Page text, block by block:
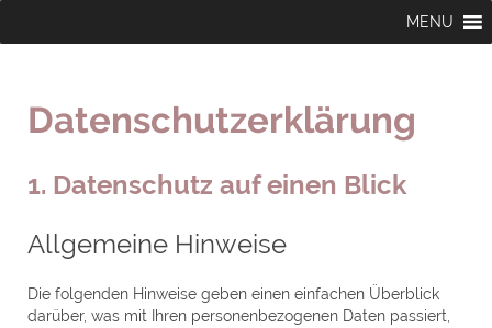
Datenschutz­erklärung
1. Datenschutz auf einen Blick
Allgemeine Hinweise
Die folgenden Hinweise geben einen einfachen Überblick
darüber, was mit Ihren personenbezogenen Daten passiert,